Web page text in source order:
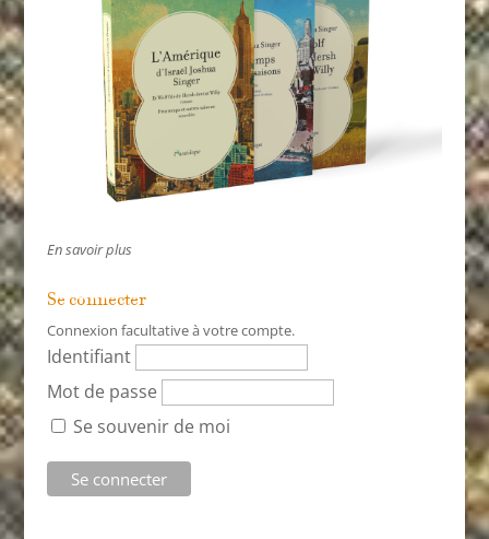
En savoir plus
Se connecter
Connexion facultative à votre compte.
Identifiant
Mot de passe
Se souvenir de moi